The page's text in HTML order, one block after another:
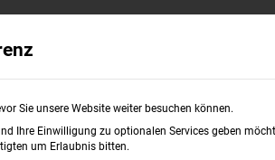
Nachteile der Systemgastronomie?
Sie unsere Website weiter besuchen können.
Ihre Einwilligung zu optionalen Services geben
um Erlaubnis bitten.